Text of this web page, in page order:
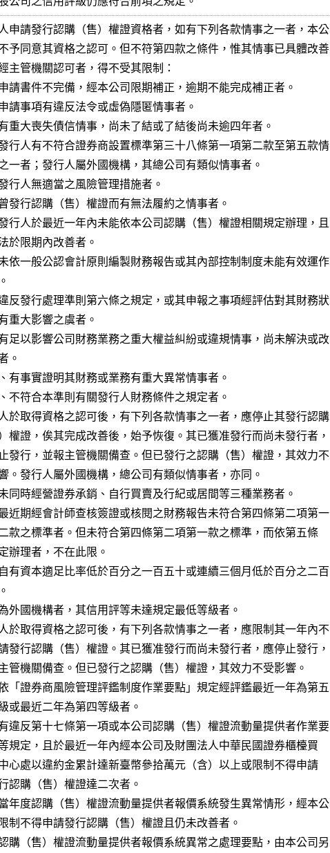
申請發行認購（售）權證資格者，如有下列各款情事之一者，本公
予同意其資格之認可。但不符第四款之條件，惟其情事已具體改善
主管機關認可者，得不受其限制：
請書件不完備，經本公司限期補正，逾期不能完成補正者。
請事項有違反法令或虛偽隱匿情事者。
重大喪失債信情事，尚未了結或了結後尚未逾四年者。
行人有不符合證券商設置標準第三十八條第一項第二款至第五款情
行人無適當之風險管理措施者。
發行認購（售）權證而有無法履約之情事者。
行人於最近一年內未能依本公司認購（售）權證相關規定辦理，且
依一般公認會計原則編製財務報告或其內部控制制度未能有效運作
反發行處理準則第六條之規定，或其申報之事項經評估對其財務狀
足以影響公司財務業務之重大權益糾紛或違規情事，尚未解決或改
有事實證明其財務或業務有重大異常情事者。
不符合本準則有關發行人財務條件之規定者。
於取得資格之認可後，有下列各款情事之一者，應停止其發行認購
）權證，俟其完成改善後，始予恢復。其已獲准發行而尚未發行者，
發行，並報主管機關備查。但已發行之認購（售）權證，其效力不
。發行人屬外國機構，總公司有類似情事者，亦同。
同時經營證券承銷、自行買賣及行紀或居間等三種業務者。
近期經會計師查核簽證或核閱之財務報告未符合第四條第二項第一
有資本適足比率低於百分之一百五十或連續三個月低於百分之二百
外國機構者，其信用評等未達規定最低等級者。
於取得資格之認可後，有下列各款情事之一者，應限制其一年內不
發行認購（售）權證。其已獲准發行而尚未發行者，應停止發行，
管機關備查。但已發行之認購（售）權證，其效力不受影響。
「證券商風險管理評鑑制度作業要點」規定經評鑑最近一年為第五
違反第十七條第一項或本公司認購（售）權證流動量提供者作業要
年度認購（售）權證流動量提供者報價系統發生異常情形，經本公
購（售）權證流動量提供者報價系統異常之處理要點，由本公司另